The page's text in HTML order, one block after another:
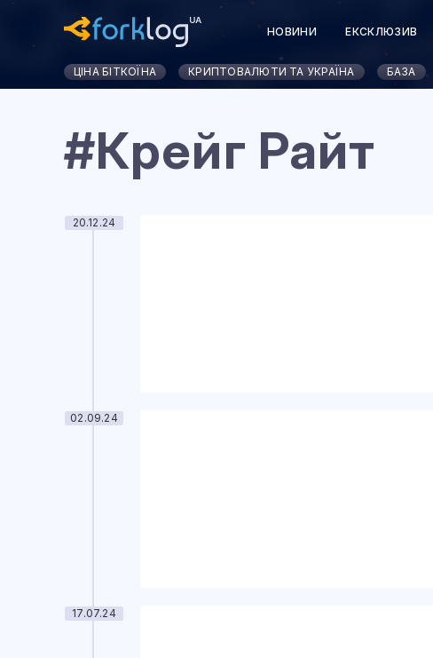
НОВИНИ ЕКСКЛЮЗИВ
ЦІНА БІТКОЇНА КРИПТОВАЛЮТИ ТА УКРАЇНА БАЗА
#Крейг Райт